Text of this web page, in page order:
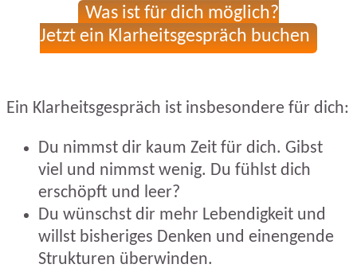
Was ist für dich möglich?
Jetzt ein Klarheitsgespräch buchen
Ein Klarheitsgespräch ist insbesondere für dich:
Du nimmst dir kaum Zeit für dich. Gibst
viel und nimmst wenig. Du fühlst dich
erschöpft und leer?
Du wünschst dir mehr Lebendigkeit und
willst bisheriges Denken und einengende
Strukturen überwinden.